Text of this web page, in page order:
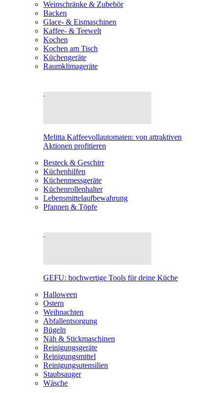
Weinschränke & Zubehör
Backen
Glace- & Eismaschinen
Kaffee- & Teewelt
Kochen
Kochen am Tisch
Küchengeräte
Raumklimageräte
Melitta Kaffeevollautomaten: von attraktiven
Aktionen profitieren
Besteck & Geschirr
Küchenhilfen
Küchenmessgeräte
Küchenrollenhalter
Lebensmittelaufbewahrung
Pfannen & Töpfe
GEFU: hochwertige Tools für deine Küche
Halloween
Ostern
Weihnachten
Abfallentsorgung
Bügeln
Näh & Stickmaschinen
Reinigungsgeräte
Reinigungsmittel
Reinigungsutensilien
Staubsauger
Wäsche